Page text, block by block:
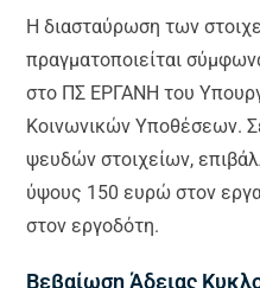
Η διασταύρωση των
πραγματοποιείται
στο ΠΣ ΕΡΓΑΝΗ του
Κοινωνικών Υποθέσεων.
ψευδών στοιχείων,
ύψους 150 ευρώ στον
στον εργοδότη.
Βεβαίωση Άδειας